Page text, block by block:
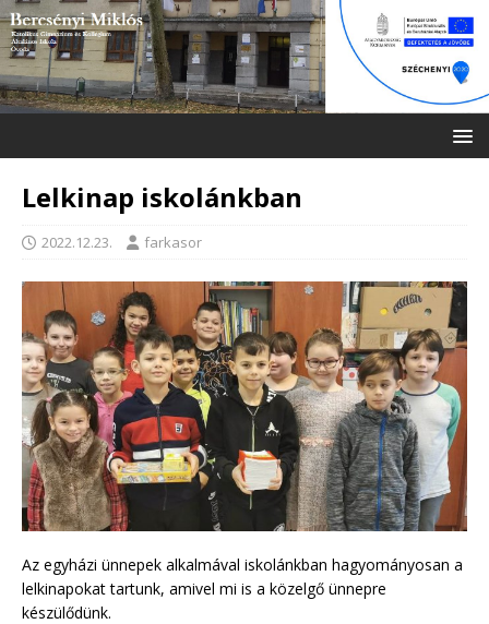
Lelkinap iskolánkban
2022.12.23. farkasor
Az egyházi ünnepek alkalmával iskolánkban hagyományosan a
lelkinapokat tartunk, amivel mi is a közelgő ünnepre
készülődünk.